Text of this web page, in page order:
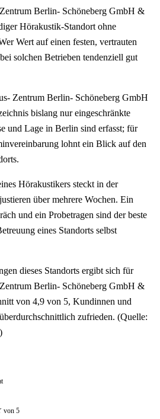
Berlin- Schöneberg GmbH &
Hörakustik-Standort ohne
Wert auf einen festen, vertrauten
solchen Betrieben tendenziell gut
Zentrum Berlin- Schöneberg GmbH
bislang nur eingeschränkte
und Lage in Berlin sind erfasst; für
lohnt ein Blick auf den
Hörakustikers steckt in der
über mehrere Wochen. Ein
und ein Probetragen sind der beste
eines Standorts selbst
dieses Standorts ergibt sich für
Berlin- Schöneberg GmbH &
von 4,9 von 5, Kundinnen und
zufrieden. (Quelle:
von 5